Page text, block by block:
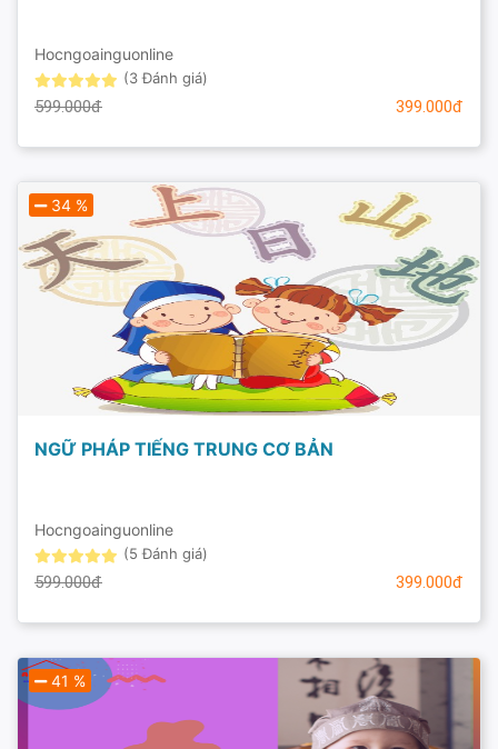
Hocngoainguonline
(3 Đánh giá)
599.000đ 399.000đ
34 %
NGỮ PHÁP TIẾNG TRUNG CƠ BẢN
Hocngoainguonline
(5 Đánh giá)
599.000đ 399.000đ
41 %